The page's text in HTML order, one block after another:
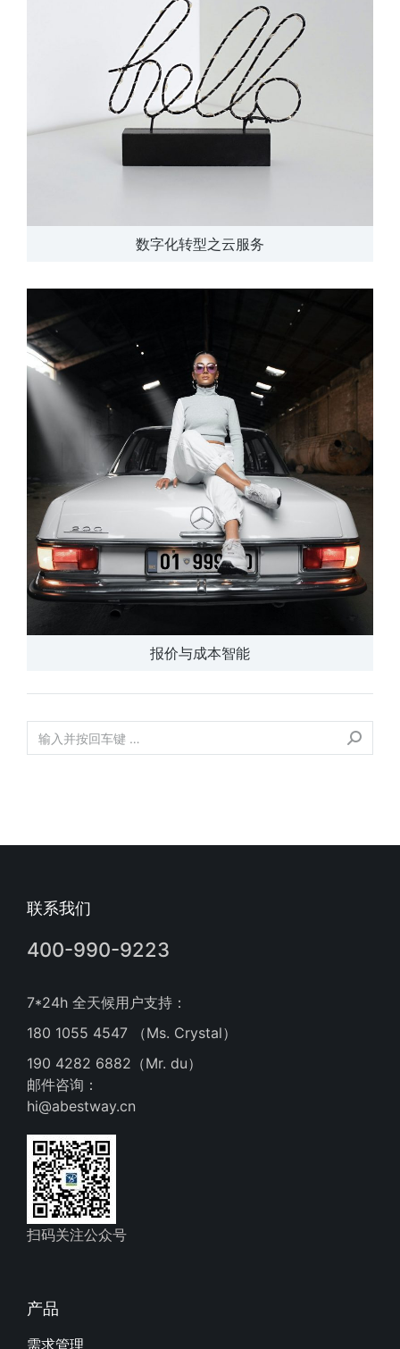
数字化转型之云服务
报价与成本智能
联系我们
400-990-9223
7*24h 全天候用户支持：
180 1055 4547 （Ms. Crystal）
190 4282 6882（Mr. du）
邮件咨询：
hi@abestway.cn
扫码关注公众号
产品
需求管理